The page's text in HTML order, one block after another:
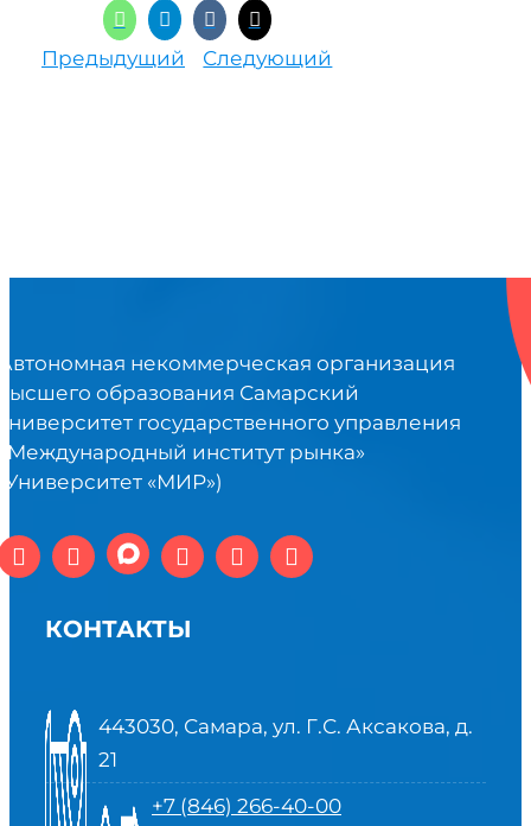
Предыдущий Следующий
некоммерческая организация
образования Самарский
государственного управления
институт рынка»
«МИР»)
КОНТАКТЫ
443030, Самара, ул. Г.С. Аксакова, д.
21
+7 (846) 266-40-00